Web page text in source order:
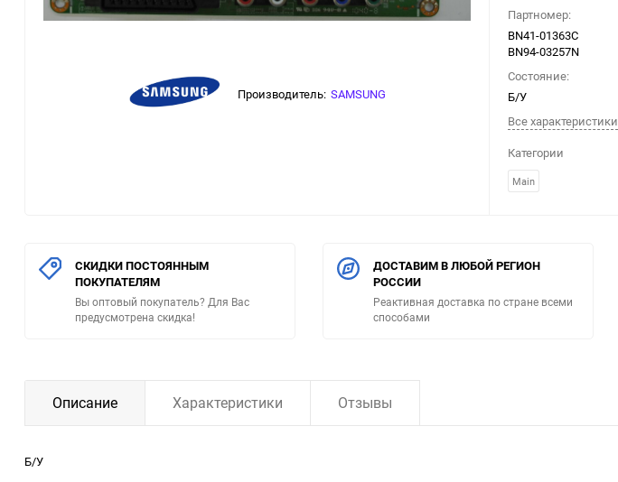
Производитель: SAMSUNG
Партномер:
BN41-01363C
BN94-03257N
Состояние:
Б/У
Все характеристики
Категории
Main
СКИДКИ ПОСТОЯННЫМ
ПОКУПАТЕЛЯМ
Вы оптовый покупатель? Для Вас
предусмотрена скидка!
ДОСТАВИМ В ЛЮБОЙ РЕГИОН
РОССИИ
Реактивная доставка по стране всеми
способами
Описание Характеристики Отзывы
Б/У